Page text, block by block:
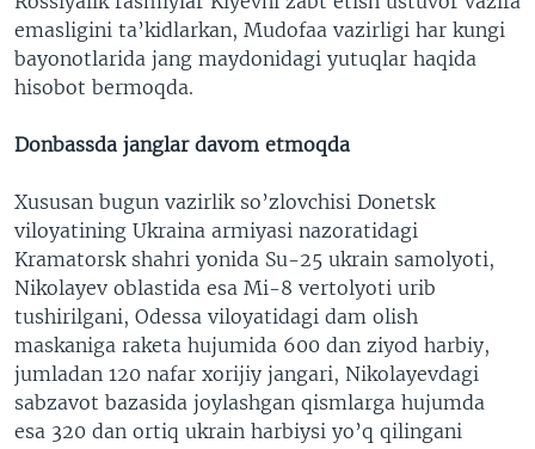
emasligini ta’kidlarkan, Mudofaa vazirligi har kungi
bayonotlarida jang maydonidagi yutuqlar haqida
hisobot bermoqda.
Donbassda janglar davom etmoqda
Xususan bugun vazirlik so’zlovchisi Donetsk
viloyatining Ukraina armiyasi nazoratidagi
Kramatorsk shahri yonida Su-25 ukrain samolyoti,
Nikolayev oblastida esa Mi-8 vertolyoti urib
tushirilgani, Odessa viloyatidagi dam olish
maskaniga raketa hujumida 600 dan ziyod harbiy,
jumladan 120 nafar xorijiy jangari, Nikolayevdagi
sabzavot bazasida joylashgan qismlarga hujumda
esa 320 dan ortiq ukrain harbiysi yo’q qilingani